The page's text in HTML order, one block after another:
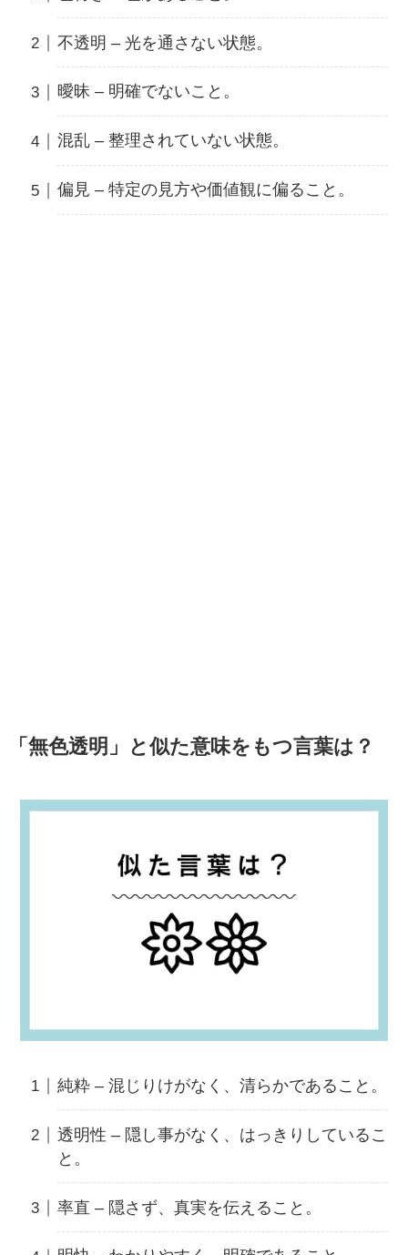
不透明 – 光を通さない状態。
曖昧 – 明確でないこと。
混乱 – 整理されていない状態。
偏見 – 特定の見方や価値観に偏ること。
「無色透明」と似た意味をもつ言葉は？
純粋 – 混じりけがなく、清らかであること。
透明性 – 隠し事がなく、はっきりしているこ
と。
率直 – 隠さず、真実を伝えること。